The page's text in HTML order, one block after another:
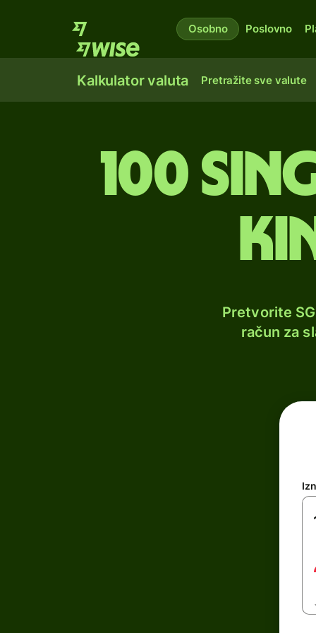
Osobno Poslovno
Kalkulator valuta Pretražite sve valute
100
Pretvorite
račun za